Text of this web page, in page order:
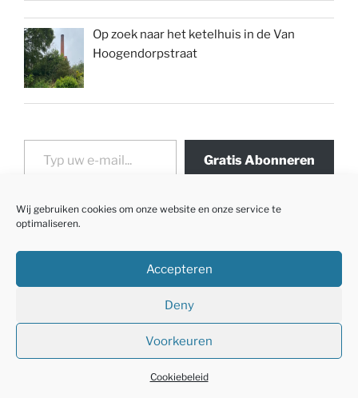
Wij gebruiken cookies om onze website en onze service te
optimaliseren.
Accepteren
Deny
Voorkeuren
Cookiebeleid
Op zoek naar het ketelhuis in de Van
Hoogendorpstraat
Typ uw e-mail...
Gratis Abonneren
Met trots aangedreven door WordPress